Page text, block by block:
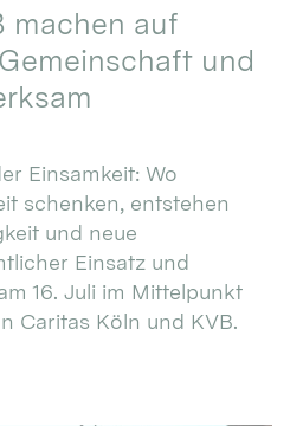
machen auf
und
Einsamkeit: Wo
schenken, entstehen
und neue
Einsatz und
16. Juli im Mittelpunkt
Caritas Köln und KVB.